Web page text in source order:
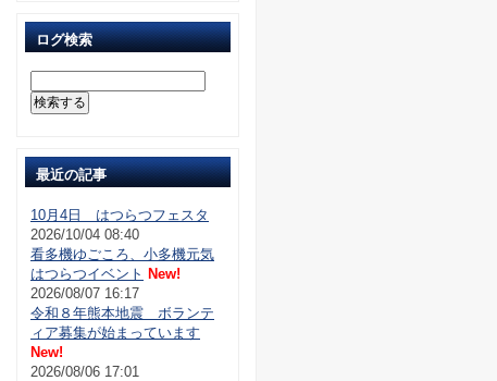
ログ検索
最近の記事
10月4日 はつらつフェスタ
2026/10/04 08:40
看多機ゆごころ、小多機元気
はつらつイベント New!
2026/08/07 16:17
令和８年熊本地震 ボランテ
ィア募集が始まっています
New!
2026/08/06 17:01